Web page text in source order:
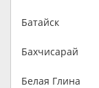
Батайск
Бахчисарай
Белая Глина